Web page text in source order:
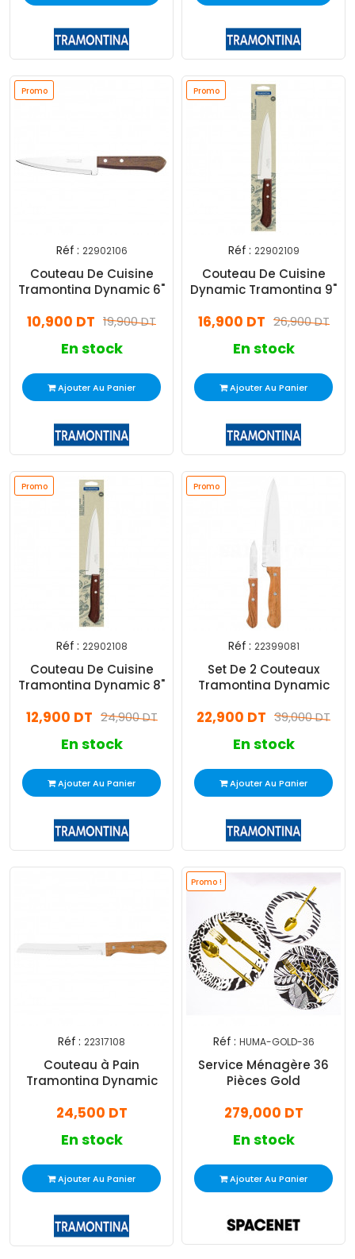
Promo
Réf : 22902106
Couteau De Cuisine
Tramontina Dynamic 6"
19,900 DT
10,900 DT
En stock
Ajouter Au Panier
Promo
Réf : 22902109
Couteau De Cuisine
Dynamic Tramontina 9"
26,900 DT
16,900 DT
En stock
Ajouter Au Panier
Promo
Réf : 22902108
Couteau De Cuisine
Tramontina Dynamic 8"
24,900 DT
12,900 DT
En stock
Ajouter Au Panier
Promo
Réf : 22399081
Set De 2 Couteaux
Tramontina Dynamic
39,000 DT
22,900 DT
En stock
Ajouter Au Panier
Réf : 22317108
Couteau à Pain
Tramontina Dynamic
24,500 DT
En stock
Ajouter Au Panier
Promo !
Réf : HUMA-GOLD-36
Service Ménagère 36
Pièces Gold
279,000 DT
En stock
Ajouter Au Panier